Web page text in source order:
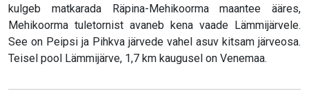
kulgeb matkarada Räpina-Mehikoorma maantee ääres,
Mehikoorma tuletornist avaneb kena vaade Lämmijärvele.
See on Peipsi ja Pihkva järvede vahel asuv kitsam järveosa.
Teisel pool Lämmijärve, 1,7 km kaugusel on Venemaa.